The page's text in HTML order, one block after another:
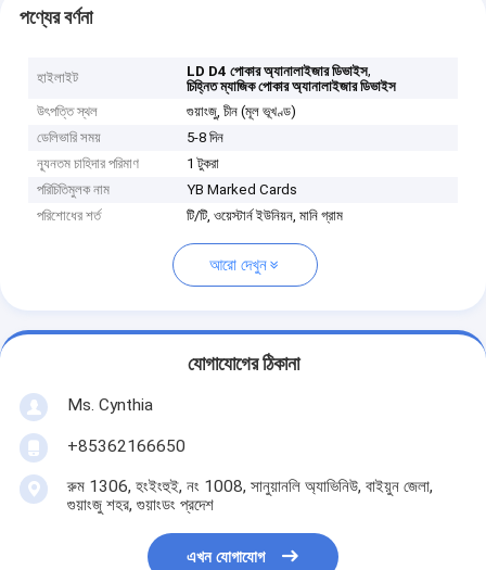
পণ্যের বর্ণনা
হাইলাইট LD D4 পোকার অ্যানালাইজার ডিভাইস,
চিহ্নিত ম্যাজিক পোকার অ্যানালাইজার ডিভাইস
উৎপত্তি স্থল
গুয়াংজু, চীন (মূল ভূখণ্ড)
ডেলিভারি সময়
5-8 দিন
ন্যূনতম চাহিদার পরিমাণ
1 টুকরা
পরিচিতিমুলক নাম
YB Marked Cards
পরিশোধের শর্ত
টি/টি, ওয়েস্টার্ন ইউনিয়ন, মানি গ্রাম
আরো দেখুন
যোগাযোগের ঠিকানা
Ms. Cynthia
‪+85362166650‬
রুম 1306, হংইংহুই, নং 1008, সানুয়ানলি অ্যাভিনিউ, বাইয়ুন জেলা,
গুয়াংজু শহর, গুয়াংডং প্রদেশ
এখন যোগাযোগ